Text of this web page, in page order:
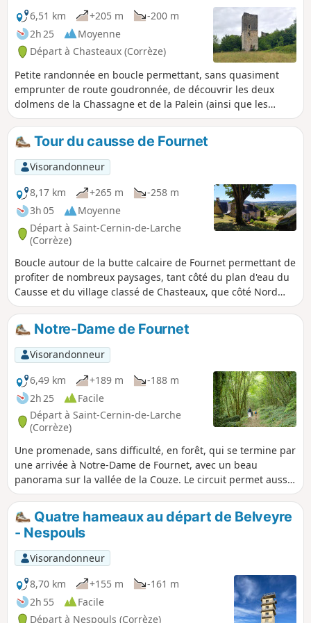
6,51 km +205 m
-200 m
2h 25
Moyenne
Départ à Chasteaux (Corrèze)
Petite randonnée en boucle permettant, sans quasiment
emprunter de route goudronnée, de découvrir les deux
dolmens de la Chassagne et de la Palein (ainsi que les
panneaux d'informations associés), de surplomber le Cirque
de Ladou en appréciant le panorama dégagé portant
jusqu'au Puy d'Yssandon et au delà et approcher les ruines
du château de Couzage.
Tour du causse de Fournet
Visorandonneur
8,17 km
+265 m
-258 m
3h 05
Moyenne
Départ à Saint-Cernin-de-Larche
(Corrèze)
Boucle autour de la butte calcaire de Fournet permettant de
profiter de nombreux paysages, tant côté du plan d'eau du
Causse et du village classé de Chasteaux, que côté Nord
vers la vallée de la Vézère et les buttes témoin d'Yssandon,
Perpezac-le-Blanc et Saint-Robert. L'itinéraire emprunte peu
de voies revêtues et des chemins et sentiers peu
fréquentés, à l’exception des deux kilomètres reprenant une
partie du parcours aménagé autour du plan d'eau du
Causse.
Notre-Dame de Fournet
Visorandonneur
6,49 km
+189 m
-188 m
2h 25
Facile
Départ à Saint-Cernin-de-Larche
(Corrèze)
Une promenade, sans difficulté, en forêt, qui se termine par
une arrivée à Notre-Dame de Fournet, avec un beau
panorama sur la vallée de la Couze. Le circuit permet aussi
d'apercevoir le Lac de Chasteaux.
Quatre hameaux au départ de Belveyre
- Nespouls
Visorandonneur
8,70 km
+155 m
-161 m
2h 55
Facile
Départ à Nespouls (Corrèze)